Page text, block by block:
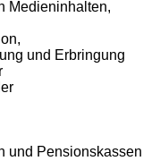
Medieninhalten,
und Erbringung
und Pensionskassen